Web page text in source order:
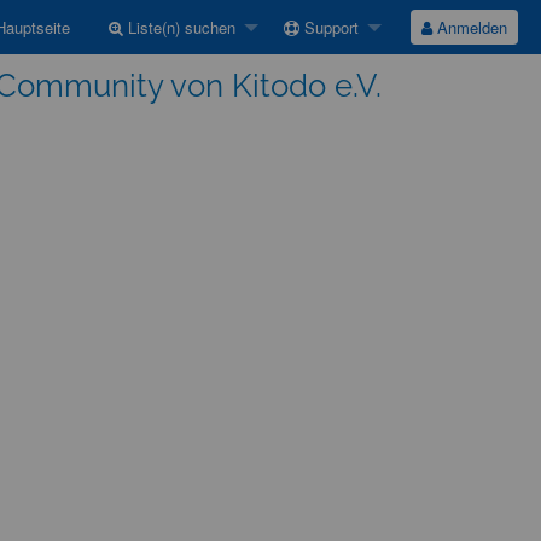
Liste(n) suchen Support Anmelden
von Kitodo e.V.